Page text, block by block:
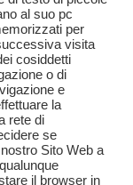
al suo pc
per
visita
cosiddetti
o di
e
la
rete di
se
Sito Web a
il browser in